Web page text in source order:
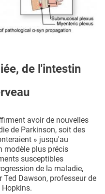
de l'intestin
avoir de nouvelles
de Parkinson, soit des
» jusqu'au
modèle plus précis
susceptibles
de la maladie,
Ted Dawson, professeur de